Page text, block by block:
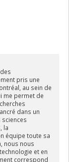
pris une
au sein de
me permet de
dans un
la
équipe toute sa
nous nous
et en
correspond